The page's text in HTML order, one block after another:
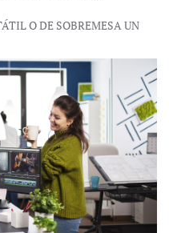
O DE SOBREMESA UN